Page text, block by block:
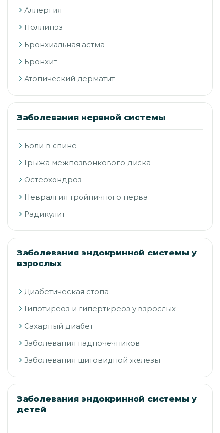
Аллергия
Поллиноз
Бронхиальная астма
Бронхит
Атопический дерматит
Заболевания нервной системы
Боли в спине
Грыжа межпозвонкового диска
Остеохондроз
Невралгия тройничного нерва
Радикулит
Заболевания эндокринной системы у
взрослых
Диабетическая стопа
Гипотиреоз и гипертиреоз у взрослых
Сахарный диабет
Заболевания надпочечников
Заболевания щитовидной железы
Заболевания эндокринной системы у
детей